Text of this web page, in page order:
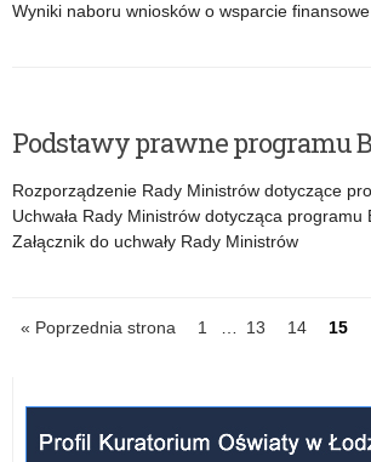
Wyniki naboru wniosków o wsparcie
Podstawy prawne programu
Rozporządzenie Rady Ministrów dotyczące
Uchwała Rady Ministrów dotycząca programu
Załącznik do uchwały Rady Ministrów
« Poprzednia strona
IDź
1
IDź
13
IDź
14
IDź
15